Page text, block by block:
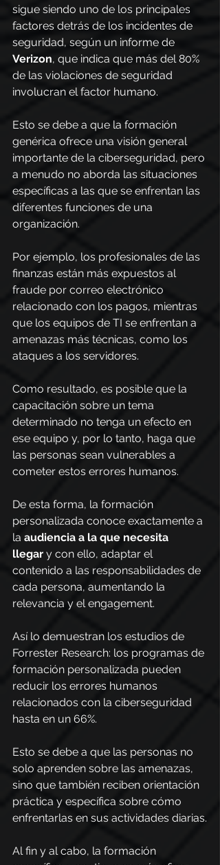
sigue siendo uno de los principales
factores detrás de los incidentes de
seguridad, según un informe de
Verizon, que indica que más del 80%
de las violaciones de seguridad
involucran el factor humano.
Esto se debe a que la formación
genérica ofrece una visión general
importante de la ciberseguridad, pero
a menudo no aborda las situaciones
específicas a las que se enfrentan las
diferentes funciones de una
organización.
Por ejemplo, los profesionales de las
finanzas están más expuestos al
fraude por correo electrónico
relacionado con los pagos, mientras
que los equipos de TI se enfrentan a
amenazas más técnicas, como los
ataques a los servidores.
Como resultado, es posible que la
capacitación sobre un tema
determinado no tenga un efecto en
ese equipo y, por lo tanto, haga que
las personas sean vulnerables a
cometer estos errores humanos.
De esta forma, la formación
personalizada conoce exactamente a
la audiencia a la que necesita
llegar y con ello, adaptar el
contenido a las responsabilidades de
cada persona, aumentando la
relevancia y el engagement.
Así lo demuestran los estudios de
Forrester Research: los programas de
formación personalizada pueden
reducir los errores humanos
relacionados con la ciberseguridad
hasta en un 66%.
Esto se debe a que las personas no
solo aprenden sobre las amenazas,
sino que también reciben orientación
práctica y específica sobre cómo
enfrentarlas en sus actividades diarias.
Al fin y al cabo, la formación